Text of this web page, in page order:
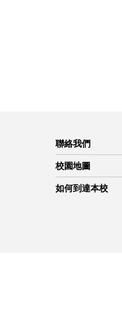
聯絡我們
校園地圖
如何到達本校